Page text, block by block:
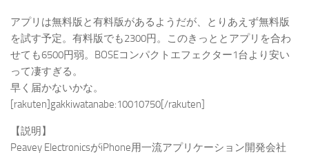
アプリは無料版と有料版があるようだが、とりあえず無料版
を試す予定。有料版でも2300円。このきっととアプリを合わ
せても6500円弱。BOSEコンパクトエフェクター1台より安い
って凄すぎる。
早く届かないかな。
[rakuten]gakkiwatanabe:10010750[/rakuten]
【説明】
Peavey ElectronicsがiPhone用一流アプリケーション開発会社